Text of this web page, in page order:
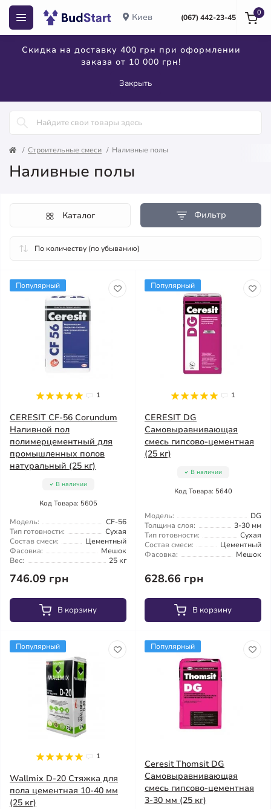
Киев (067) 442-23-45
Скидка на доставку 400 грн при оформлении
заказа от 10 000 грн!
Закрыть
0
Строительные смеси Наливные полы
Наливные полы
Фильтр
Каталог
Популярный
1
CERESIT CF-56 Corundum
Наливной пол
полимерцементный для
промышленных полов
натуральный (25 кг)
В наличии
Код Товара: 5605
Модель:
CF-56
Тип готовности:
Сухая
Состав смеси:
Цементный
Фасовка:
Мешок
Вес:
25 кг
746.09 грн
В корзину
Популярный
1
CERESIT DG
Самовыравнивающая
смесь гипсово-цементная
(25 кг)
В наличии
Код Товара: 5640
Модель:
DG
Толщина слоя:
3-30 мм
Тип готовности:
Сухая
Состав смеси:
Цементный
Фасовка:
Мешок
628.66 грн
В корзину
Популярный
1
Wallmix D-20 Стяжка для
пола цементная 10-40 мм
(25 кг)
Популярный
Ceresit Thomsit DG
Самовыравнивающая
смесь гипсово-цементная
3-30 мм (25 кг)